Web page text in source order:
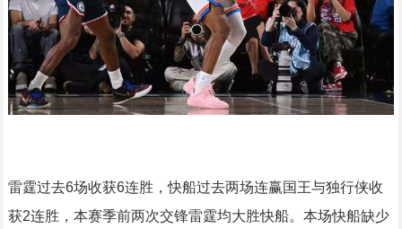
雷霆过去6场收获6连胜，快船过去两场连赢国王与独行侠收
获2连胜，本赛季前两次交锋雷霆均大胜快船。本场快船缺少